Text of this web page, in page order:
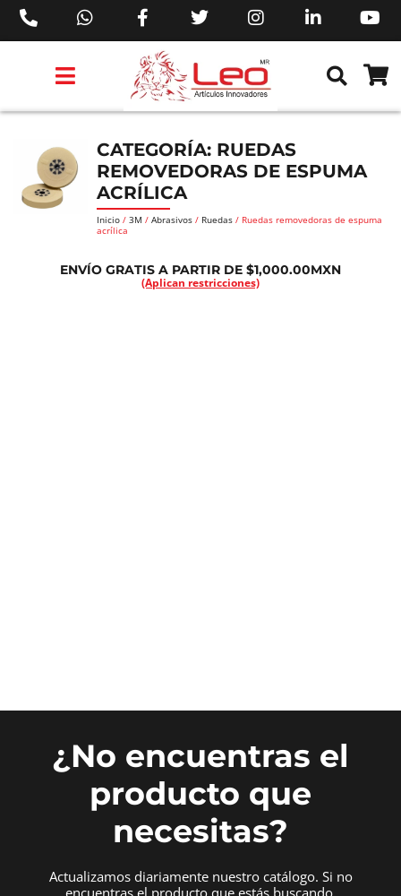
CATEGORÍA: RUEDAS
REMOVEDORAS DE ESPUMA
ACRÍLICA
Inicio / 3M / Abrasivos / Ruedas / Ruedas removedoras de espuma
acrílica
ENVÍO GRATIS A PARTIR DE $1,000.00MXN
(Aplican restricciones)
¿No encuentras el
producto que
necesitas?
Actualizamos diariamente nuestro catálogo. Si no
encuentras el producto que estás buscando,